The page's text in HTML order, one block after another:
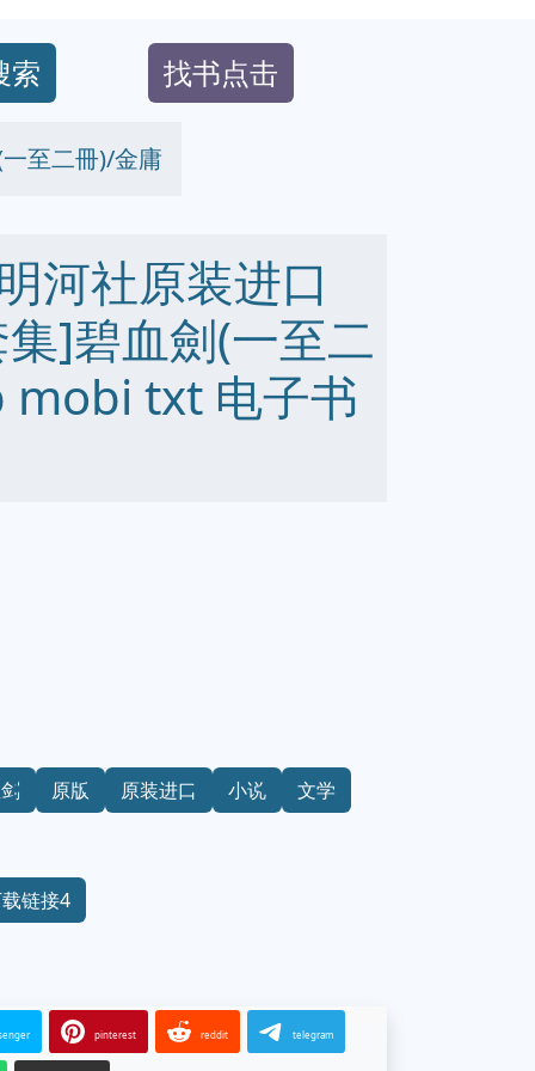
索 找书点击
至二冊)/金庸
河社原装进口
]碧血劍(一至二
txt 电子书
原版 原装进口 小说 文学
链接4
pinterest reddit telegram